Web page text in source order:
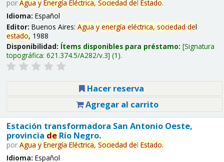
por Agua y Energía Eléctrica, Sociedad del Estado.
Idioma: Español
Editor: Buenos Aires: Agua y energía eléctrica, sociedad del
estado, 1988
Disponibilidad: Ítems disponibles para préstamo: Signatura
topográfica: 621.374.5/A282/v.3 (1).
Hacer reserva
Agregar al carrito
Estación transformadora San Antonio Oeste,
provincia deRío Negro.
por Agua y Energía Eléctrica, Sociedad del Estado.
Idioma: Español